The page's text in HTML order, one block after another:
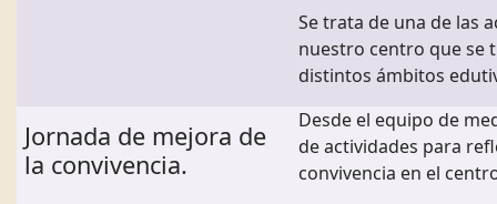
Se trata de una de las
nuestro centro que se
distintos ámbitos
Jornada de mejora de
la convivencia.
Desde el equipo de
de actividades para
convivencia en el